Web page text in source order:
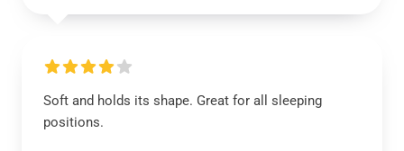
Soft and holds its shape. Great for all sleeping
positions.